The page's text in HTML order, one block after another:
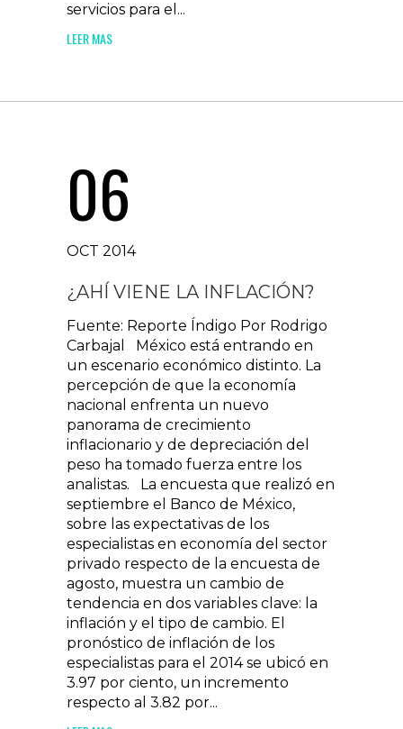
servicios para el...
LEER MAS
06
OCT 2014
¿AHÍ VIENE LA INFLACIÓN?
Fuente: Reporte Índigo Por Rodrigo
Carbajal México está entrando en
un escenario económico distinto. La
percepción de que la economía
nacional enfrenta un nuevo
panorama de crecimiento
inflacionario y de depreciación del
peso ha tomado fuerza entre los
analistas. La encuesta que realizó en
septiembre el Banco de México,
sobre las expectativas de los
especialistas en economía del sector
privado respecto de la encuesta de
agosto, muestra un cambio de
tendencia en dos variables clave: la
inflación y el tipo de cambio. El
pronóstico de inflación de los
especialistas para el 2014 se ubicó en
3.97 por ciento, un incremento
respecto al 3.82 por...